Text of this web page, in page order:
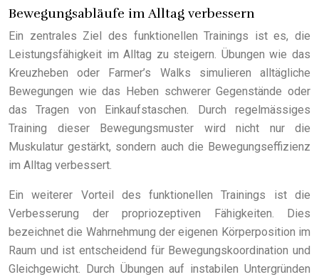
Bewegungsabläufe im Alltag verbessern
Ein zentrales Ziel des funktionellen Trainings ist es, die
Leistungsfähigkeit im Alltag zu steigern. Übungen wie das
Kreuzheben oder Farmer’s Walks simulieren alltägliche
Bewegungen wie das Heben schwerer Gegenstände oder
das Tragen von Einkaufstaschen. Durch regelmässiges
Training dieser Bewegungsmuster wird nicht nur die
Muskulatur gestärkt, sondern auch die Bewegungseffizienz
im Alltag verbessert.
Ein weiterer Vorteil des funktionellen Trainings ist die
Verbesserung der propriozeptiven Fähigkeiten. Dies
bezeichnet die Wahrnehmung der eigenen Körperposition im
Raum und ist entscheidend für Bewegungskoordination und
Gleichgewicht. Durch Übungen auf instabilen Untergründen